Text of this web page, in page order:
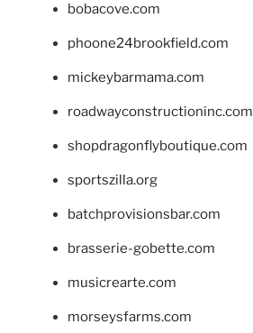
bobacove.com
phoone24brookfield.com
mickeybarmama.com
roadwayconstructioninc.com
shopdragonflyboutique.com
sportszilla.org
batchprovisionsbar.com
brasserie-gobette.com
musicrearte.com
morseysfarms.com